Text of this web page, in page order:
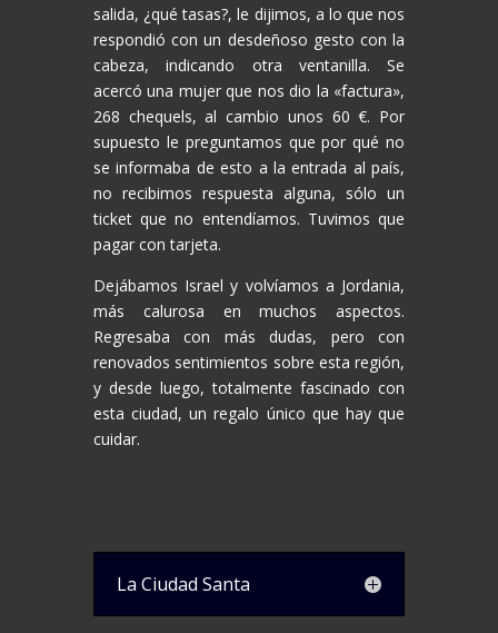
salida, ¿qué tasas?, le dijimos, a lo que nos
respondió con un desdeñoso gesto con la
cabeza, indicando otra ventanilla. Se
acercó una mujer que nos dio la «factura»,
268 chequels, al cambio unos 60 €. Por
supuesto le preguntamos que por qué no
se informaba de esto a la entrada al país,
no recibimos respuesta alguna, sólo un
ticket que no entendíamos. Tuvimos que
pagar con tarjeta.
Dejábamos Israel y volvíamos a Jordania,
más calurosa en muchos aspectos.
Regresaba con más dudas, pero con
renovados sentimientos sobre esta región,
y desde luego, totalmente fascinado con
esta ciudad, un regalo único que hay que
cuidar.
La Ciudad Santa